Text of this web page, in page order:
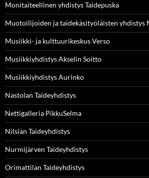
Monitaiteellinen yhdistys Taidepuska
Muotoilijoiden ja taidekäsityöläisten yhdistys
Musiikki- ja kulttuurikeskus Verso
Musiikkiyhdistys Akselin Soitto
Musiikkiyhdistys Aurinko
Nastolan Taideyhdistys
Nettigalleria PikkuSelma
Nilsiän Taideyhdistys
Nurmijärven Taideyhdistys
Orimattilan Taideyhdistys